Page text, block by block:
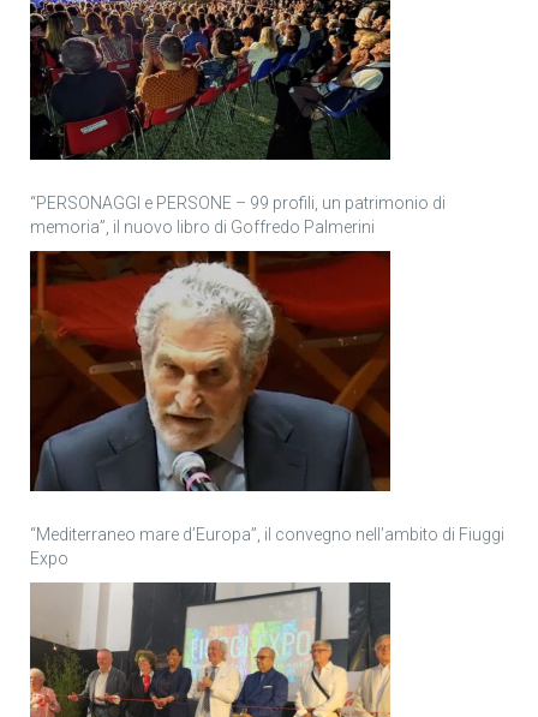
“PERSONAGGI e PERSONE – 99 profili, un patrimonio di
memoria”, il nuovo libro di Goffredo Palmerini
“Mediterraneo mare d’Europa”, il convegno nell’ambito di Fiuggi
Expo